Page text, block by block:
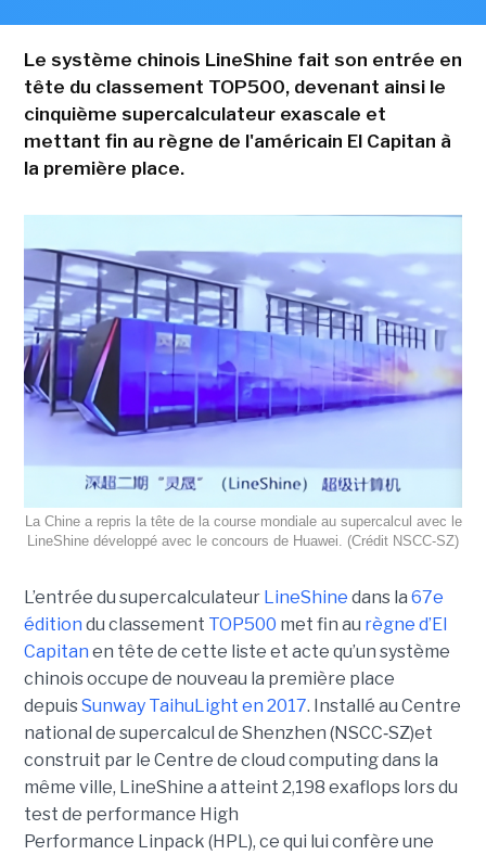
Le système chinois LineShine fait son entrée en
tête du classement TOP500, devenant ainsi le
cinquième supercalculateur exascale et
mettant fin au règne de l'américain El Capitan à
la première place.
La Chine a repris la tête de la course mondiale au supercalcul avec le
LineShine développé avec le concours de Huawei. (Crédit NSCC‑SZ)
L’entrée du supercalculateur LineShine dans la 67e
édition du classement TOP500 met fin au règne d’El
Capitan en tête de cette liste et acte qu’un système
chinois occupe de nouveau la première place
depuisSunway TaihuLight en 2017. Installé au Centre
national de supercalcul de Shenzhen (NSCC‑SZ)et
construit par le Centre de cloud computing dans la
même ville, LineShine a atteint 2,198 exaflops lors du
test de performance High
Performance Linpack (HPL), ce qui lui confère une